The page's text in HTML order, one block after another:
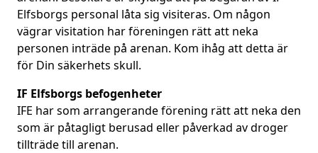
Elfsborgs personal låta sig visiteras. Om någon
vägrar visitation har föreningen rätt att neka
personen inträde på arenan. Kom ihåg att detta är
för Din säkerhets skull.
IF Elfsborgs befogenheter
IFE har som arrangerande förening rätt att neka den
som är påtagligt berusad eller påverkad av droger
tillträde till arenan.